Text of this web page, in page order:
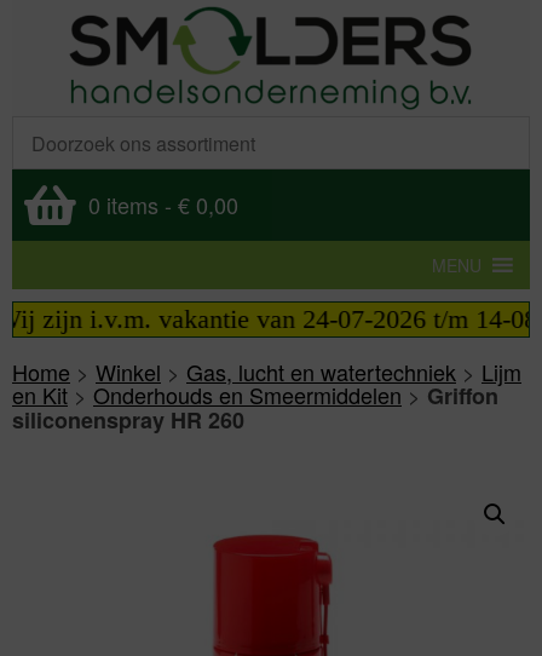
0 items - € 0,00
MENU
i.v.m. vakantie van 24-07-2026 t/m 14-08-
Home > Winkel > Gas, lucht en watertechniek > Lijm
en Kit> Onderhouds en Smeermiddelen>Griffon
siliconenspray HR 260